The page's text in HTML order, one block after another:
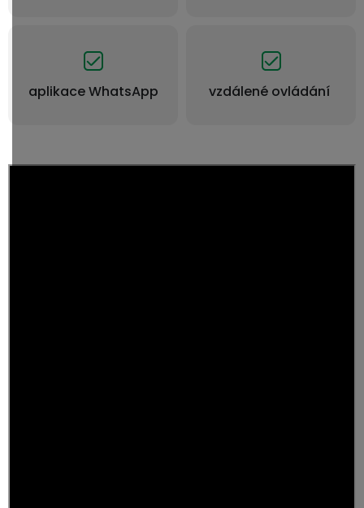
aplikace WhatsApp vzdálené ovládání